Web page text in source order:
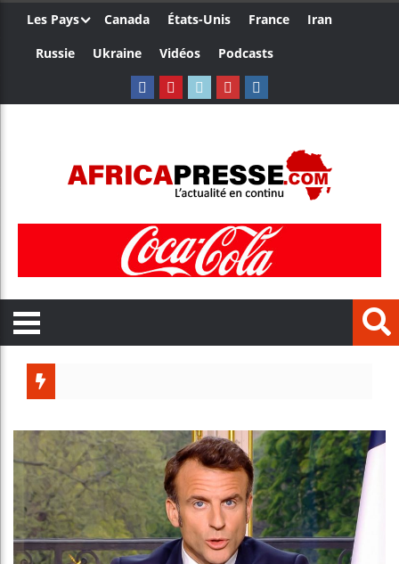
Les Pays Canada États-Unis France
Iran
Russie
Ukraine Vidéos Podcasts
Bénin :
Aliko